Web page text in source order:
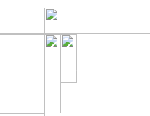
2010. ápr.